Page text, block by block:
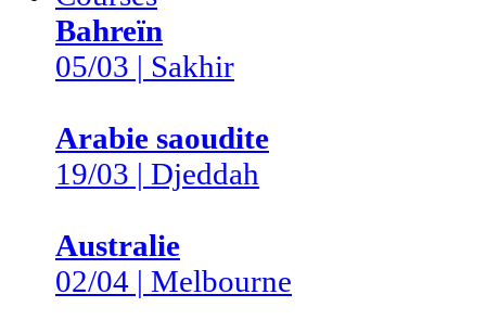
Bahreïn
05/03 | Sakhir
Arabie saoudite
19/03 | Djeddah
Australie
02/04 | Melbourne